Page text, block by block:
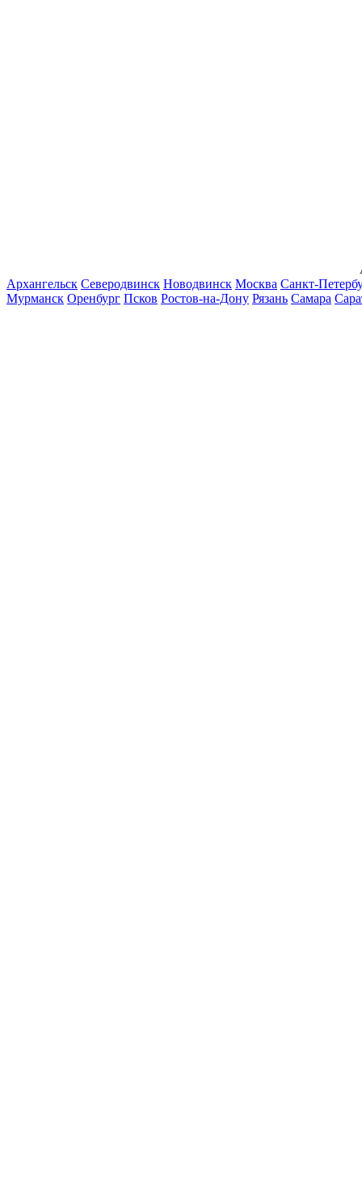
Архангельск Северодвинск Новодвинск Москва Санкт-
Мурманск Оренбург Псков Ростов-на-Дону Рязань Самара